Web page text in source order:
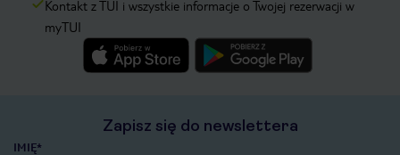
Kontakt z TUI i wszystkie informacje o Twojej rezerwacji w
myTUI
Zapisz się do newslettera
IMIĘ*